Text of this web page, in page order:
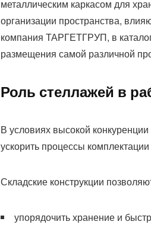
металлическим каркасом для
организации пространства,
компания ТАРГЕТГРУП, в
размещения самой различной
Роль стеллажей в
В условиях высокой
ускорить процессы
Складские конструкции
упорядочить хранение и